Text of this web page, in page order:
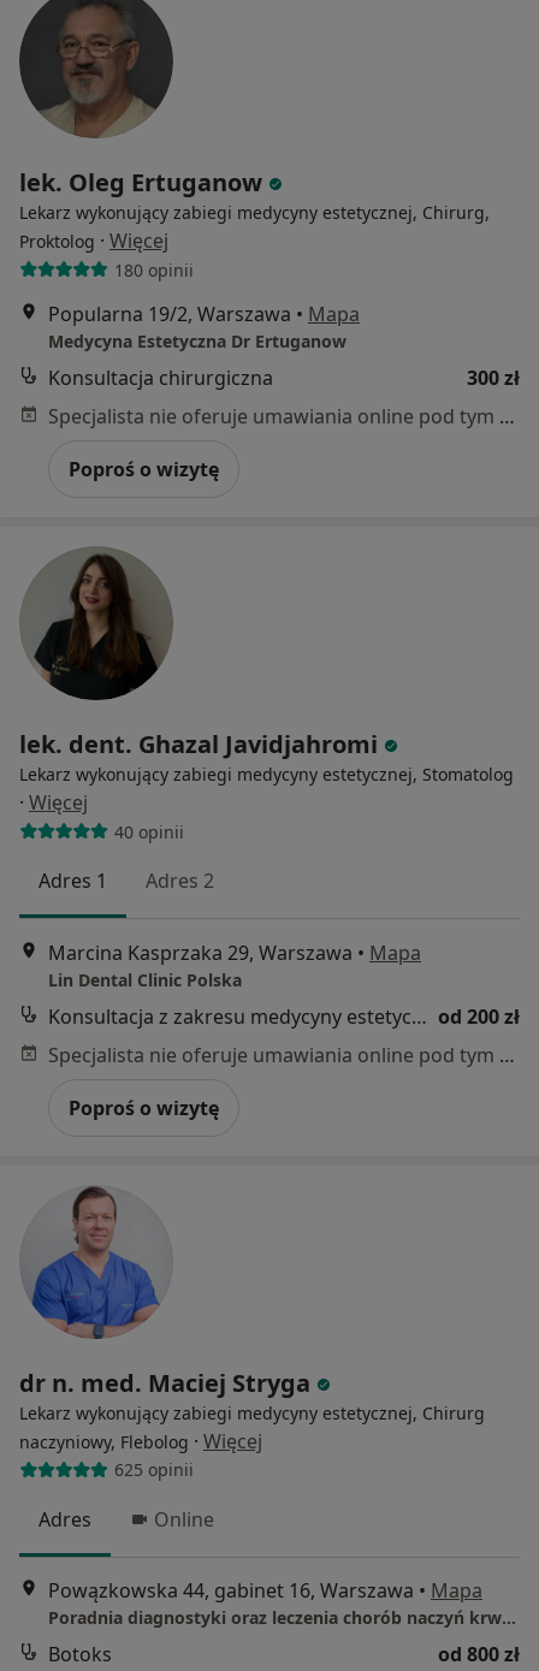
lek. Oleg Ertuganow
Lekarz wykonujący zabiegi medycyny estetycznej, Chirurg,
Proktolog · Więcej
180 opinii
Popularna 19/2, Warszawa • Mapa
Medycyna Estetyczna Dr Ertuganow
Konsultacja chirurgiczna
300 zł
Specjalista nie oferuje umawiania online pod tym adresem.
Poproś o wizytę
lek. dent. Ghazal Javidjahromi
Lekarz wykonujący zabiegi medycyny estetycznej, Stomatolog
· Więcej
40 opinii
Adres 1 Adres 2
Marcina Kasprzaka 29, Warszawa • Mapa
Lin Dental Clinic Polska
Konsultacja z zakresu medycyny estetycznej od 200 zł
Specjalista nie oferuje umawiania online pod tym adresem.
Poproś o wizytę
dr n. med. Maciej Stryga
Lekarz wykonujący zabiegi medycyny estetycznej, Chirurg
naczyniowy, Flebolog · Więcej
625 opinii
Adres Online
Powązkowska 44, gabinet 16, Warszawa • Mapa
Poradnia diagnostyki oraz leczenia chorób naczyń krwionośnych
Botoks od 800 zł